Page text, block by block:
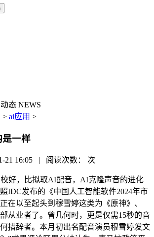
态 NEWS
> ai应用 >
是一样
21 16:05 | 阅读次数： 次
，比拟取AI配音，AI克隆声音的进化
IDC发布的《中国人工智能软件2024年市
在以至起头到穆雪婷这类为《原神》、
从业者了。曾几何时，更是仅需15秒的音
措辞者。本月初出名配音演员穆雪婷发文